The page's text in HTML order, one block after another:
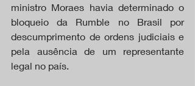
ministro Moraes havia determinado o
bloqueio da Rumble no Brasil por
descumprimento de ordens judiciais e
pela ausência de um representante
legal no país.